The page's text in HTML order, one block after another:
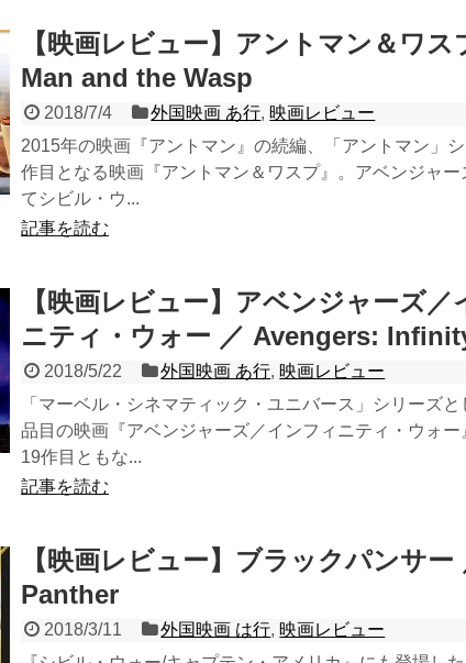
【映画レビュー】アントマン＆ワ
Man and the Wasp
2018/7/4 外国映画 あ行, 映画レビュー
2015年の映画『アントマン』の続編、「アントマン」
作目となる映画『アントマン＆ワスプ』。アベンジャー
てシビル・ウ...
記事を読む
【映画レビュー】アベンジャーズ／
ニティ・ウォー ／ Avengers:
2018/5/22 外国映画 あ行, 映画レビュー
「マーベル・シネマティック・ユニバース」シリーズ
品目の映画『アベンジャーズ／インフィニティ・ウォー
19作目ともな...
記事を読む
【映画レビュー】ブラックパンサ
Panther
2018/3/11 外国映画 は行, 映画レビュー